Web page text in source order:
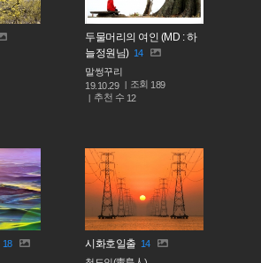
두물머리의 여인 (MD : 하
늘정원님) 14
말썽꾸리
19.10.29
조회 189
추천 수 12
18
시화호일출 14